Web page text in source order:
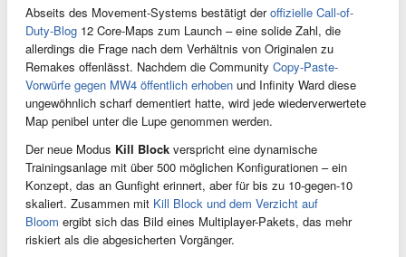
Abseits des Movement-Systems bestätigt deroffizielle Call-of-
Duty-Blog 12 Core-Maps zum Launch – eine solide Zahl, die
allerdings die Frage nach dem Verhältnis von Originalen zu
Remakes offenlässt. Nachdem die Community Copy-Paste-
Vorwürfe gegen MW4 öffentlich erhoben und Infinity Ward diese
ungewöhnlich scharf dementiert hatte, wird jede wiederverwertete
Map penibel unter die Lupe genommen werden.
Der neue Modus Kill Block verspricht eine dynamische
Trainingsanlage mit über 500 möglichen Konfigurationen – ein
Konzept, das an Gunfight erinnert, aber für bis zu 10-gegen-10
skaliert. Zusammen mit Kill Block und dem Verzicht auf
Bloom ergibt sich das Bild eines Multiplayer-Pakets, das mehr
riskiert als die abgesicherten Vorgänger.